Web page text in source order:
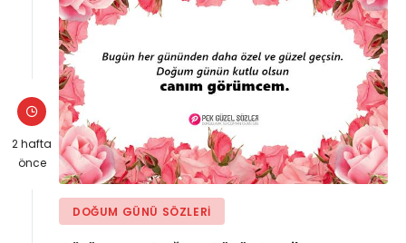
2 hafta
önce
DOĞUM GÜNÜ SÖZLERI